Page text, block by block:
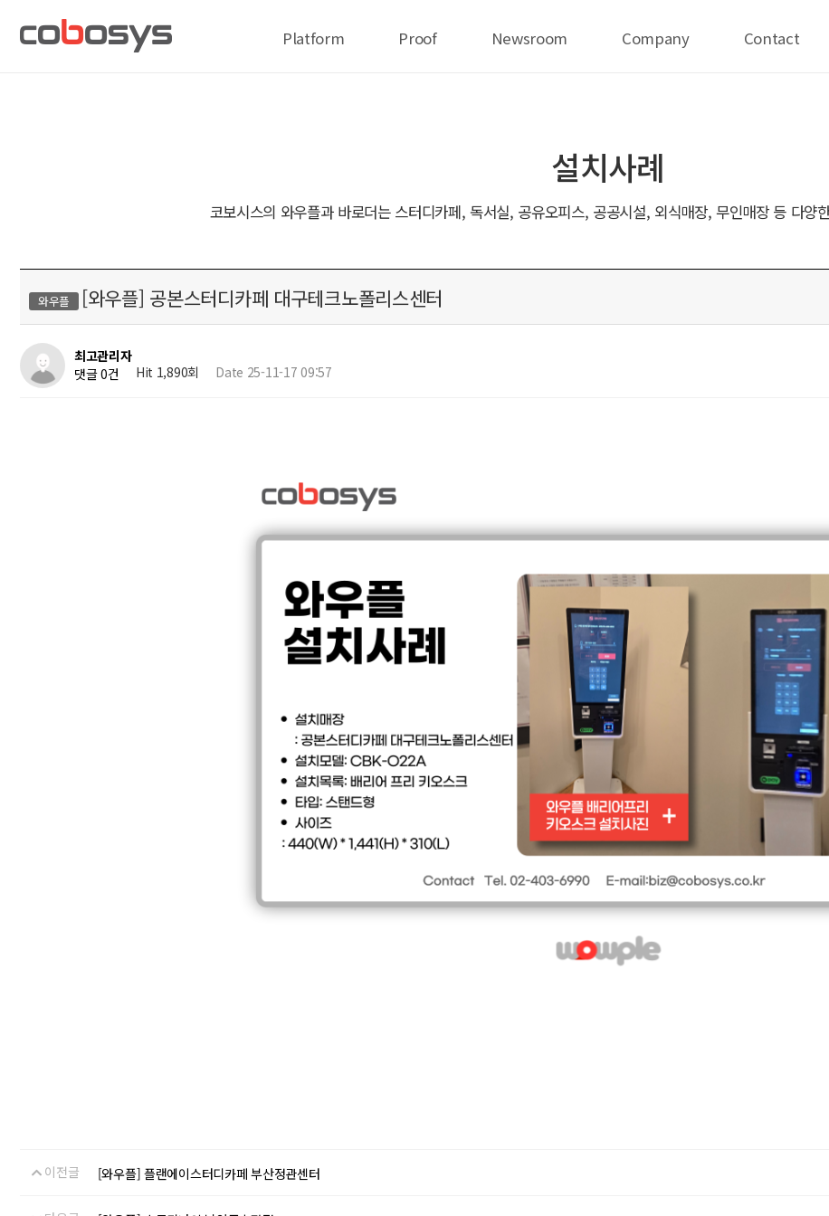
Platform Proof Newsroom Company Contact
설치사례
코보시스의 와우플과 바로더는 스터디카페, 독서실, 공유오피스, 공공시설, 외식매장, 무인매장 등 다양
와우플 [와우플] 공본스터디카페 대구테크노폴리스센터
최고관리자
댓글 0건
Hit 1,890회 Date 25-11-17 09:57
이전글 [와우플] 플랜에이스터디카페 부산정관센터